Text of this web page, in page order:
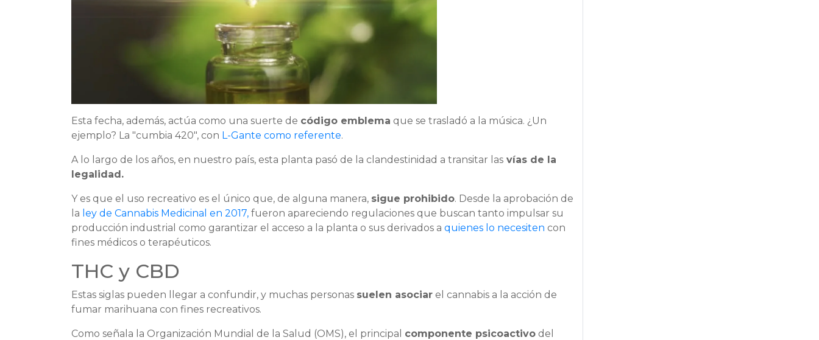
Esta fecha, además, actúa como una suerte de código emblema que se trasladó a la música. ¿Un
ejemplo? La "cumbia 420", con L-Gante como referente.
A lo largo de los años, en nuestro país, esta planta pasó de la clandestinidad a transitar las vías de la
legalidad.
Y es que el uso recreativo es el único que, de alguna manera, sigue prohibido. Desde la aprobación de
la ley de Cannabis Medicinal en 2017, fueron apareciendo regulaciones que buscan tanto impulsar su
producción industrial como garantizar el acceso a la planta o sus derivados a quienes lo necesiten con
fines médicos o terapéuticos.
THC y CBD
Estas siglas pueden llegar a confundir, y muchas personas suelen asociar el cannabis a la acción de
fumar marihuana con fines recreativos.
Como señala la Organización Mundial de la Salud (OMS), el principal componente psicoactivo del